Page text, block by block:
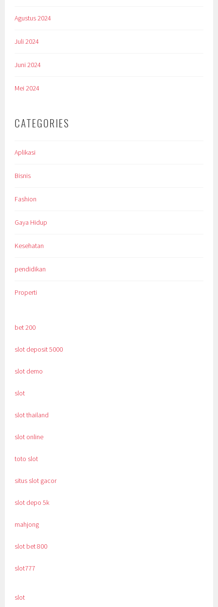
Agustus 2024
Juli 2024
Juni 2024
Mei 2024
CATEGORIES
Aplikasi
Bisnis
Fashion
Gaya Hidup
Kesehatan
pendidikan
Properti
bet 200
slot deposit 5000
slot demo
slot
slot thailand
slot online
toto slot
situs slot gacor
slot depo 5k
mahjong
slot bet 800
slot777
slot